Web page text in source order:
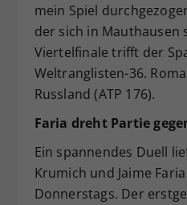
mein Spiel
der sich in
Viertelfinale trifft der
Weltranglisten-36.
Russland (ATP 176).
Faria dreht Partie
Ein spannendes Duell
Krumich und Jaime
Donnerstags. Der